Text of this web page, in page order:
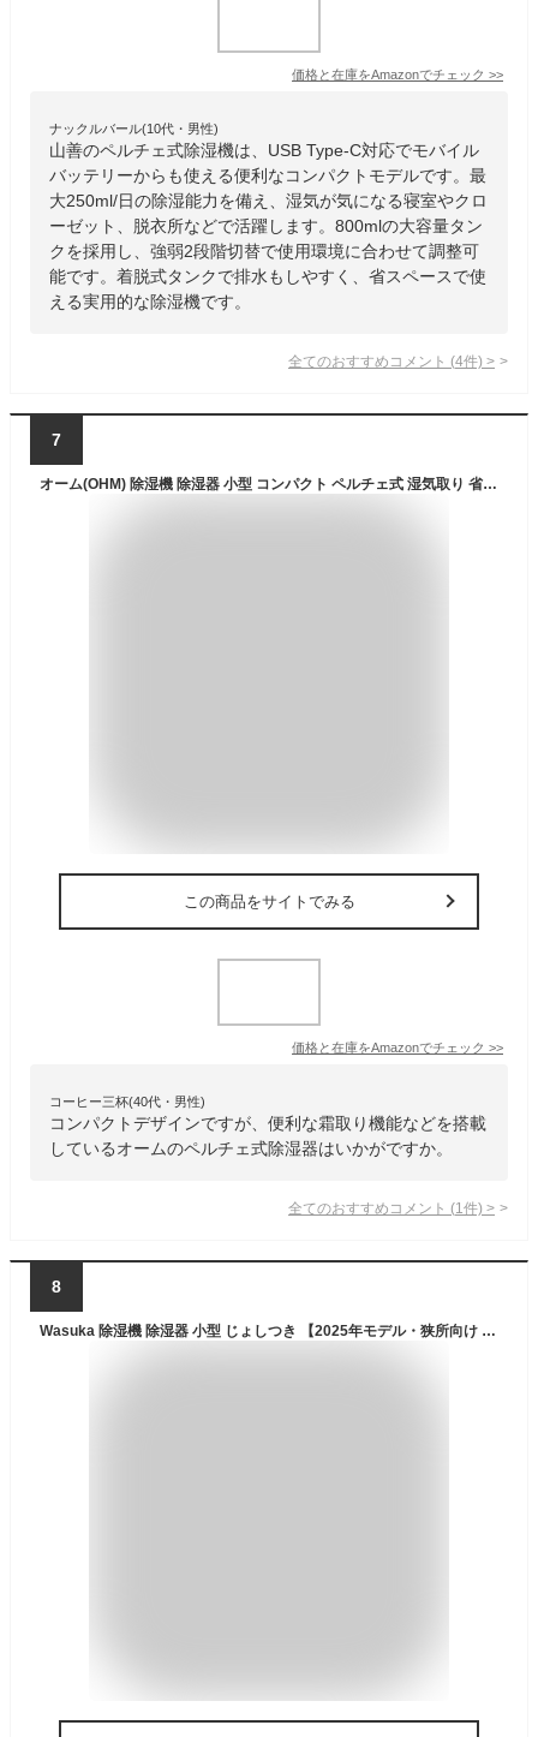
価格と在庫をAmazonでチェック >>
ナックルバール(10代・男性)
山善のペルチェ式除湿機は、USB Type-C対応でモバイル
バッテリーからも使える便利なコンパクトモデルです。最
大250ml/日の除湿能力を備え、湿気が気になる寝室やクロ
ーゼット、脱衣所などで活躍します。800mlの大容量タン
クを採用し、強弱2段階切替で使用環境に合わせて調整可
能です。着脱式タンクで排水もしやすく、省スペースで使
える実用的な除湿機です。
全てのおすすめコメント (4件) >
7
オーム(OHM) 除湿機 除湿器 小型 コンパクト ペルチェ式 湿気取り 省エネ 【霜取り機能＆ナイトランプ付き】 湿気 梅雨対策 ライト付き タンク容量800ml AC電源 ホワイト DH-100-W 08-3317 オーム電機
この商品をサイトでみる
価格と在庫をAmazonでチェック >>
コーヒー三杯(40代・男性)
コンパクトデザインですが、便利な霜取り機能などを搭載
しているオームのペルチェ式除湿器はいかがですか。
全てのおすすめコメント (1 件) >
8
Wasuka 除湿機 除湿器 小型 じょしつき 【2025年モデル・狭所向け スピード乾燥 】ペルチェ式 強力除湿 1000ml コンパクト 満水時自動停止 7色ライト付き 静音 省エネ 6-10畳 湿気取り 梅雨対策 結露防止 カビ防止 衣類乾燥 部屋干し 一人暮らし 下駄箱 クローゼット 洗面台 脱衣所 トイレなどに適用 PSE認証済 (ホワイト)